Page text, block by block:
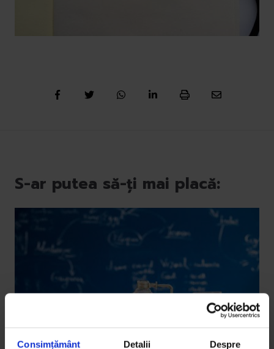
Consimțământ Detalii Despre
S-ar putea să-ți mai placă: